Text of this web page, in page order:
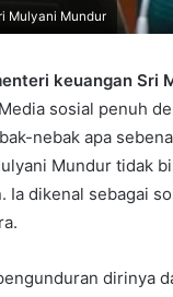
Mulyani Mundur
keuangan Sri
sosial penuh
nebak apa
Mundur tidak
Ia dikenal sebagai
dirinya